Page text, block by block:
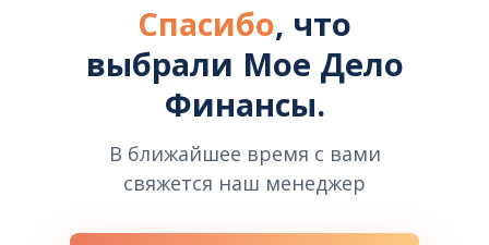
Спасибо, что
выбрали Мое Дело
Финансы.
В ближайшее время с вами
свяжется наш менеджер